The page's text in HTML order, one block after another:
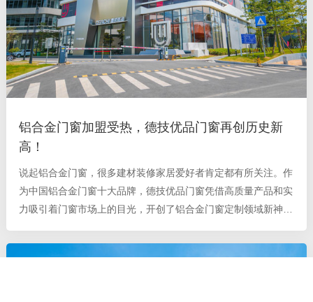
铝合金门窗加盟受热，德技优品门窗再创历史新
高！
说起铝合金门窗，很多建材装修家居爱好者肯定都有所关注。作
为中国铝合金门窗十大品牌，德技优品门窗凭借高质量产品和实
力吸引着门窗市场上的目光，开创了铝合金门窗定制领域新神
又有大动作，斥千万巨资